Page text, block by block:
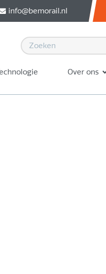
info@bemorail.nl
Over ons